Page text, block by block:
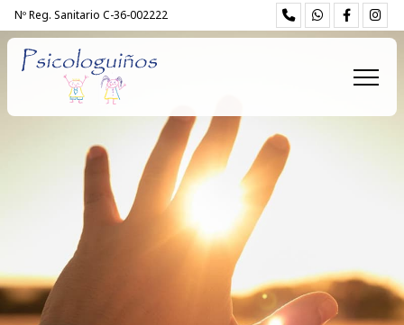
Nº Reg. Sanitario C-36-002222